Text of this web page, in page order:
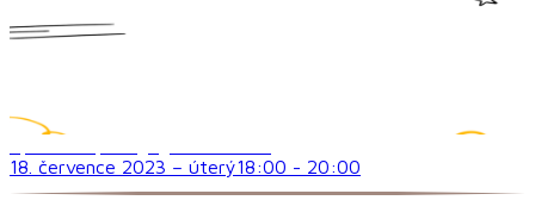
18. července 2023 – úterý18:00 - 20:00